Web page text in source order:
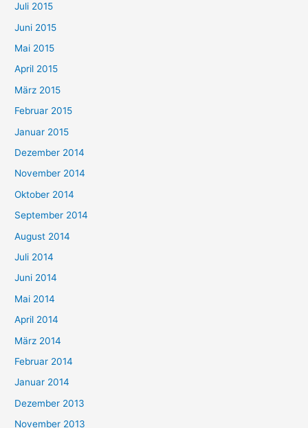
Juli 2015
Juni 2015
Mai 2015
April 2015
März 2015
Februar 2015
Januar 2015
Dezember 2014
November 2014
Oktober 2014
September 2014
August 2014
Juli 2014
Juni 2014
Mai 2014
April 2014
März 2014
Februar 2014
Januar 2014
Dezember 2013
November 2013